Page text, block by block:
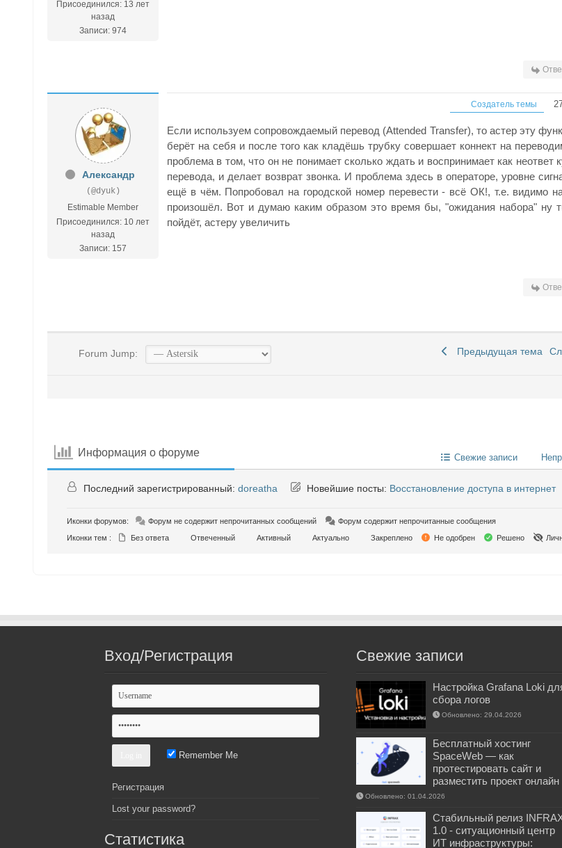
Присоединился: 13 лет
назад
Записи: 974
Александр
(@dyuk)
Estimable Member
Присоединился: 10 лет
назад
Записи: 157
Создатель темы
Если используем сопровождаемый перевод (Attended Transfer), то астер эту
берёт на себя и после того как кладёшь трубку совершает коннект на
проблема в том, что он не понимает сколько ждать и воспринимает как неответ
перевода, и делает возврат звонка. И проблема здесь в операторе, уровне
ещё в чём. Попробовал на городской номер перевести - всё ОК!, т.е. видимо
произошёл. Вот и думаю каким образом это время бы, "ожидания набора" ну
пойдёт, астеру увеличить
Forum Jump: Предыдущая тема
Информация о форуме Свежие записи
Последний зарегистрированный: doreatha Новейшие посты: Восстановление доступа в интернет
Иконки форумов: Форум не содержит непрочитанных сообщений
Форум содержит непрочитанные сообщения
Иконки тем :
Без ответа Отвеченный Активный Актуально Закреплено Не одобрен Решено
Вход/Регистрация
Remember Me
Регистрация
Lost your password?
Статистика
Свежие записи
Настройка Grafana Loki
сбора логов
Обновлено: 29.04.2026
Бесплатный хостинг
SpaceWeb — как
протестировать сайт и
разместить проект онлайн
Обновлено: 01.04.2026
Стабильный релиз
1.0 - ситуационный центр
ИТ инфраструктуры: